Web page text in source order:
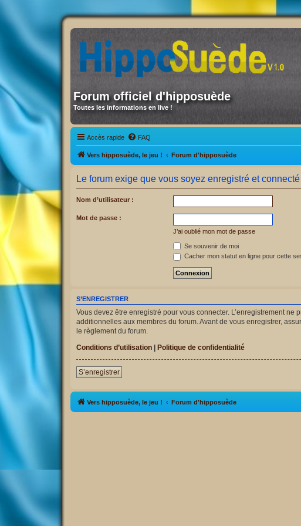
Forum officiel d'hipposuède
Toutes les informations en live !
Accès rapide FAQ
Vers hipposuède, le jeu ! Forum d'hipposuède
Le forum exige que vous soyez enregistré et
Nom d’utilisateur :
Mot de passe :
J’ai oublié mon mot de passe
Se souvenir de moi
Cacher mon statut en ligne pour cette
S’ENREGISTRER
Vous devez être enregistré pour vous connecter. L’enregistrement
additionnelles aux membres du forum. Avant de vous enregistrer,
le règlement du forum.
Conditions d’utilisation
Politique de confidentialité
S’enregistrer
Vers hipposuède, le jeu ! Forum d'hipposuède